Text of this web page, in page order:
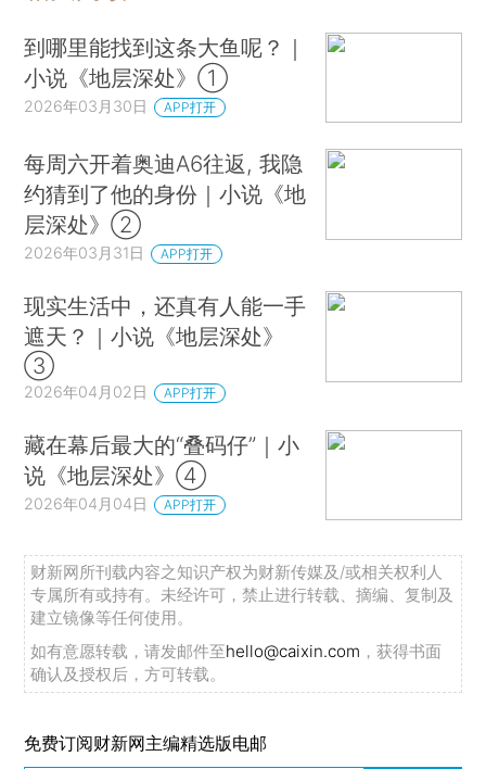
到哪里能找到这条大鱼呢？｜
小说《地层深处》①
2026年03月30日 APP打开
每周六开着奥迪A6往返, 我隐
约猜到了他的身份｜小说《地
层深处》②
2026年03月31日 APP打开
现实生活中，还真有人能一手
遮天？｜小说《地层深处》
③
2026年04月02日 APP打开
藏在幕后最大的“叠码仔”｜小
说《地层深处》④
2026年04月04日 APP打开
财新网所刊载内容之知识产权为财新传媒及/或相关权利人
专属所有或持有。未经许可，禁止进行转载、摘编、复制及
建立镜像等任何使用。
如有意愿转载，请发邮件至hello@caixin.com ，获得书面
确认及授权后，方可转载。
免费订阅财新网主编精选版电邮